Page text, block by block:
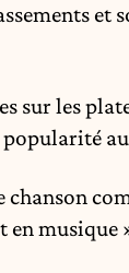
et
sur les
popularité
en musique